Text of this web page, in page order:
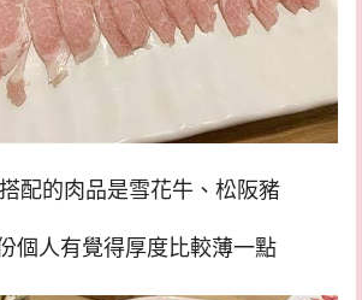
配的肉品是雪花牛 、 松阪豬
個人有覺得厚度比較薄一點